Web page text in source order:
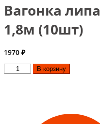
Вагонка
1,8м (10шт)
1970 ₽
КоличествоВ корзину